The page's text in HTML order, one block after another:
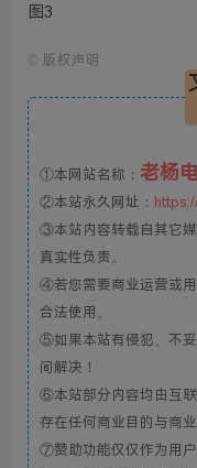
© 版权声明
①本网站名称： 老杨
②本站永久网址：
③本站内容转载自其它
真实性负责。
④若您需要商业运营或
合法使用。
⑤如果本站有侵犯、不
间解决！
⑥本站部分内容均由互
存在任何商业目的与商
⑦赞助功能仅仅作为用